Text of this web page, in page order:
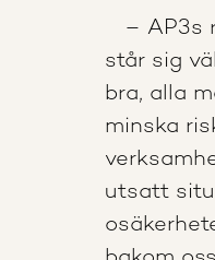
– AP3s
står sig
bra, alla
minska
utsatt